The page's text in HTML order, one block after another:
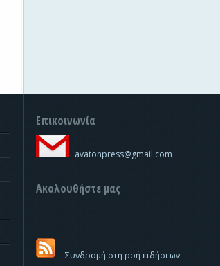
Επικοινωνία
avatonpress@gmail.com
Ακολουθήστε μας
Συνδρομή στη ροή ειδήσεων.